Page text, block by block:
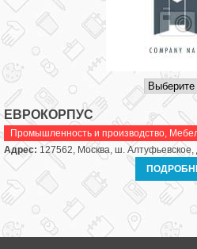
ЕВРОКОРПУС
Промышленность и производство,
Адрес: 127562, Москва, ш. Алтуфьевское,